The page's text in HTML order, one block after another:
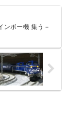
ボー機 集う－